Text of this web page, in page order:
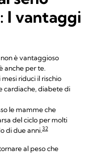
I vantaggi
è vantaggioso
anche per te.
riduci il rischio
cardiache, diabete di
le mamme che
del ciclo per molti
di due anni.32
al peso che